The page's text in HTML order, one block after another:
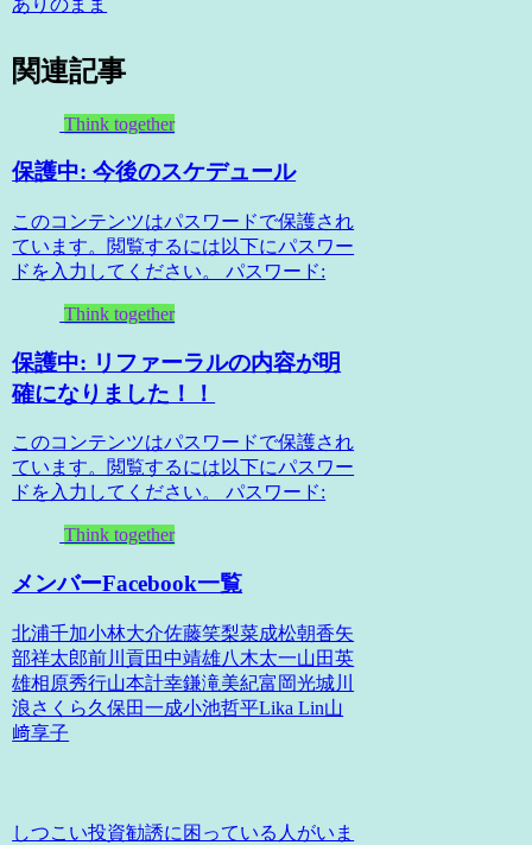
関連記事
Think together
保護中: 今後のスケデュール
このコンテンツはパスワードで保護され
ています。閲覧するには以下にパスワー
ドを入力してください。 パスワード:
Think together
保護中: リファーラルの内容が明
確になりました！！
このコンテンツはパスワードで保護され
ています。閲覧するには以下にパスワー
ドを入力してください。 パスワード:
Think together
メンバーFacebook一覧
北浦千加小林大介佐藤笑梨菜成松朝香矢
部祥太郎前川貢田中靖雄八木太一山田英
雄相原秀行山本計幸鎌滝美紀富岡光城川
浪さくら久保田一成小池哲平Lika Lin山
﨑享子
しつこい投資勧誘に困っている人がいま